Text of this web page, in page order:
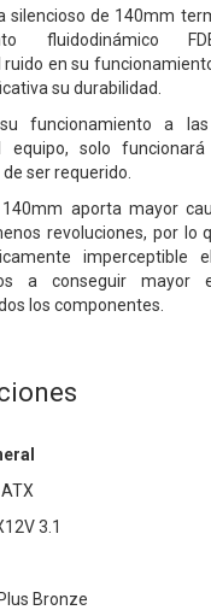
silencioso de 140mm
fluidodinámico
en su
su durabilidad.
funcionamiento a
equipo, solo
ser requerido.
aporta mayor
revoluciones, por lo
imperceptible
a conseguir mayor
los componentes.
3.1
Bronze